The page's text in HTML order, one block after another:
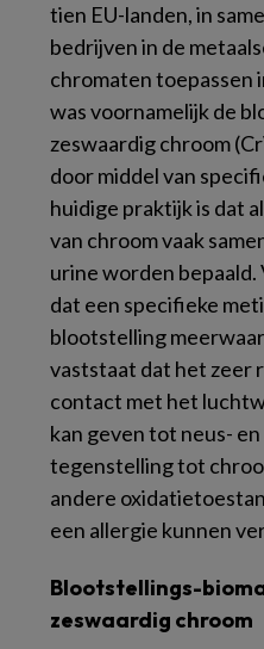
tien EU-landen, in
bedrijven in de
chromaten toepassen
was voornamelijk de
zeswaardig chroom
door middel van
huidige praktijk is dat
van chroom vaak
urine worden
dat een specifieke
blootstelling
vaststaat dat het zeer
contact met het
kan geven tot neus-
tegenstelling tot
andere
een allergie kunnen
Blootstellings-
zeswaardig chroom